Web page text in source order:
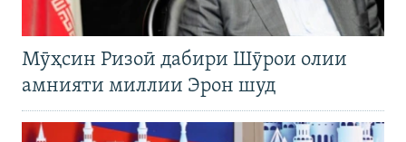
Мӯҳсин Ризоӣ дабири Шӯрои олии
амнияти миллии Эрон шуд